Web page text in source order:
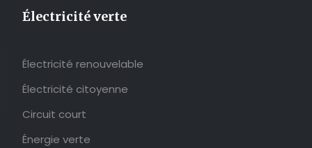
Électricité verte
Électricité renouvelable
Électricité citoyenne
Circuit court
Énergie verte